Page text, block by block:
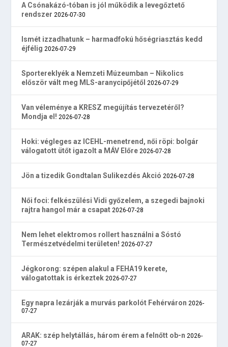
A Csónakázó-tóban is jól működik a levegőztető
rendszer 2026-07-30
Ismét izzadhatunk – harmadfokú hőségriasztás kedd
éjfélig 2026-07-29
Sportereklyék a Nemzeti Múzeumban – Nikolics
először vált meg MLS-aranycipőjétől 2026-07-29
Van véleménye a KRESZ megújítás tervezetéről?
Mondja el! 2026-07-28
Hoki: végleges az ICEHL-menetrend, női röpi: bolgár
válogatott ütőt igazolt a MÁV Előre 2026-07-28
Jön a tizedik Gondtalan Sulikezdés Akció 2026-07-28
Női foci: felkészülési Vidi győzelem, a szegedi bajnoki
rajtra hangol már a csapat 2026-07-28
Nem lehet elektromos rollert használni a Sóstó
Természetvédelmi területen! 2026-07-27
Jégkorong: szépen alakul a FEHA19 kerete,
válogatottak is érkeztek 2026-07-27
Egy napra lezárják a murvás parkolót Fehérváron 2026-
07-27
ARAK: szép helytállás, három érem a felnőtt ob-n 2026-
07-27